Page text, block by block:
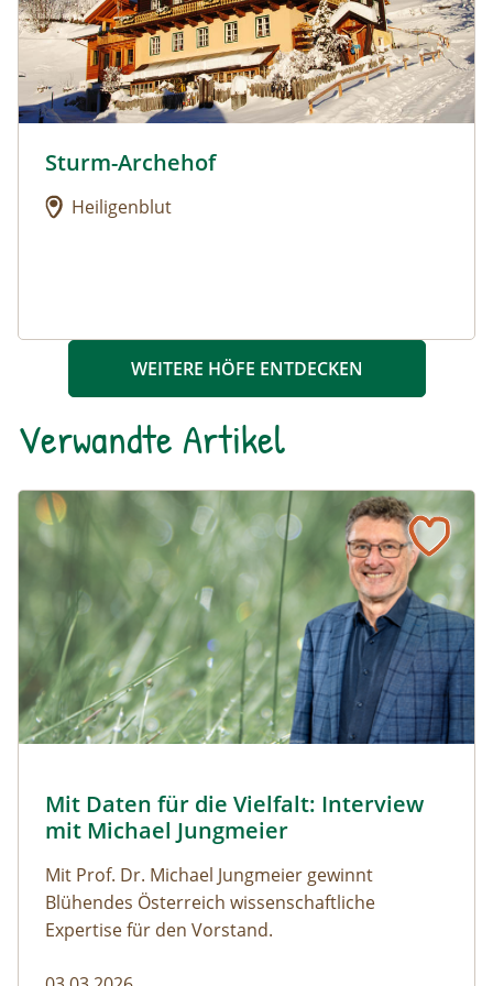
also nearby.
Urlaub am Bauernhof: Sturm-Archehof
Sturm-Archehof
Heiligenblut
WEITERE HÖFE ENTDECKEN
Verwandte Artikel
Naturmagazin: Mit Daten für die Vielfalt: Interview mit
Naturmagazin: Mit Daten für die Vielfalt: Interview mit
Mit Daten für die Vielfalt: Interview
mit Michael Jungmeier
Mit Prof. Dr. Michael Jungmeier gewinnt
Blühendes Österreich wissenschaftliche
Expertise für den Vorstand.
Mit Daten für die Vielfalt: Interview mit Michael Jungmeier